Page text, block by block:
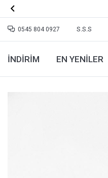

0545 804 0927 S.S.S
İNDİRİM EN YENILER